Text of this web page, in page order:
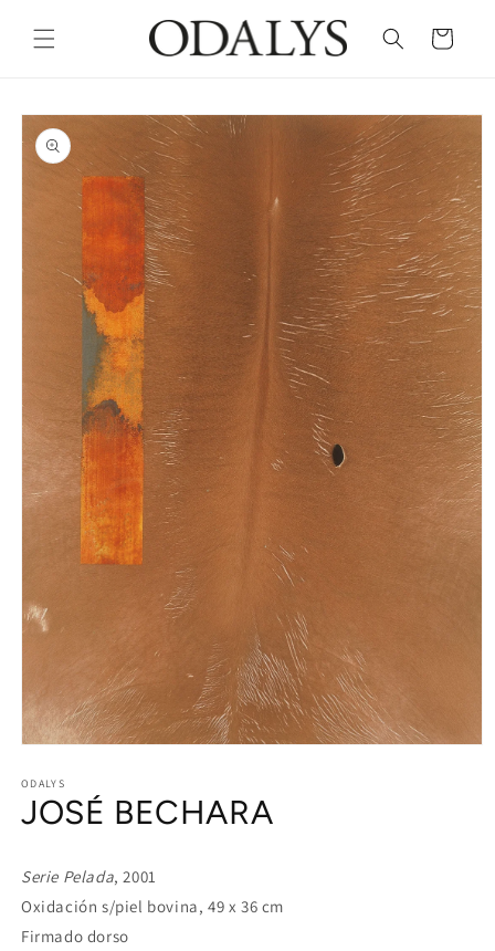
content
Cart
Skip to
product
information
1
modal
ODALYS
JOSÉ BECHARA
Serie Pelada, 2001
Oxidación s/piel bovina, 49 x 36 cm
Firmado dorso